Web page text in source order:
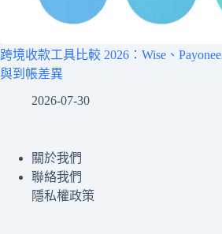
跨境收款工具比較 2026：Wise、
與到帳差異
2026-07-30
關於我們
聯絡我們
隱私權政策